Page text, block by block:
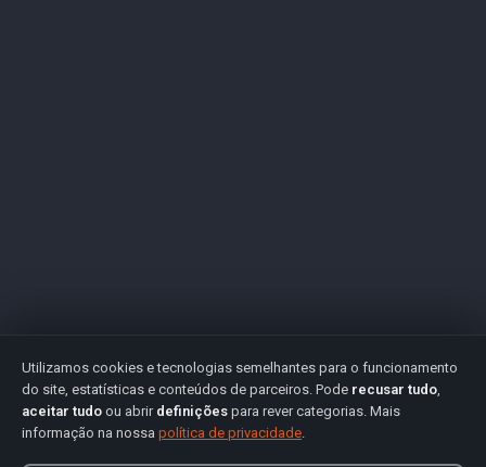
Utilizamos cookies e tecnologias semelhantes para o funcionamento
do site, estatísticas e conteúdos de parceiros. Pode recusar tudo,
aceitar tudo ou abrir definições para rever categorias. Mais
informação na nossa política de privacidade.